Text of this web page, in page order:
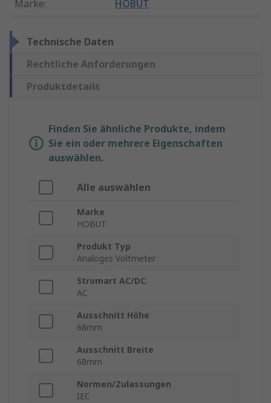
Marke: HOBUT
Technische Daten
Rechtliche Anforderungen
Produktdetails
Finden Sie ähnliche Produkte, indem
Sie ein oder mehrere Eigenschaften
auswählen.
Alle auswählen
Marke
HOBUT
Produkt Typ
Analoges Voltmeter
Stromart AC/DC
AC
Ausschnitt Höhe
68mm
Ausschnitt Breite
68mm
Normen/Zulassungen
IEC